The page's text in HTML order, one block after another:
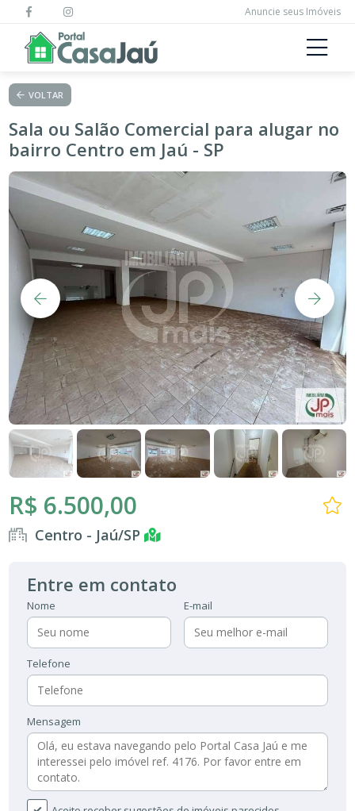
Anuncie seus Imóveis
VOLTAR
Sala ou Salão Comercial para alugar no
bairro Centro em Jaú - SP
R$ 6.500,00
Centro - Jaú/SP
Entre em contato
Nome E-mail
Telefone
Mensagem